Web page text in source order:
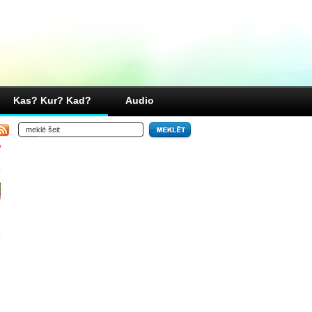
Kas? Kur? Kad? Audio